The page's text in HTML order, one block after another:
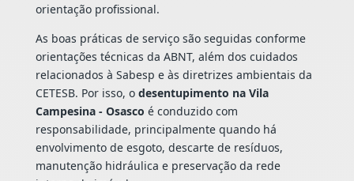
orientação profissional.
As boas práticas de serviço são seguidas conforme
orientações técnicas da ABNT, além dos cuidados
relacionados à Sabesp e às diretrizes ambientais da
CETESB. Por isso, o desentupimento na Vila
Campesina - Osasco é conduzido com
responsabilidade, principalmente quando há
envolvimento de esgoto, descarte de resíduos,
manutenção hidráulica e preservação da rede